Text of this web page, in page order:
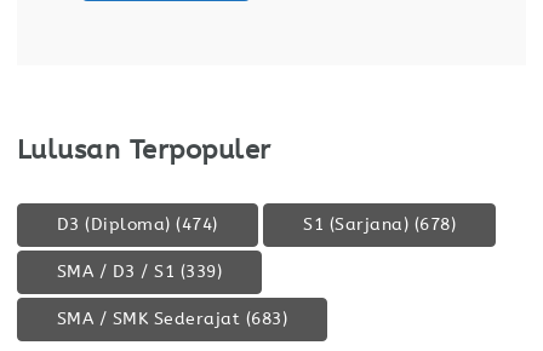
Lulusan Terpopuler
D3 (Diploma) (474) S1 (Sarjana) (678)
SMA / D3 / S1 (339)
SMA / SMK Sederajat (683)